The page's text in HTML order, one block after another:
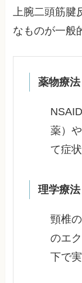
上腕二頭筋腱
なものが一般
薬物療法
薬）
て症
理学療法
頸椎
のエ
下で